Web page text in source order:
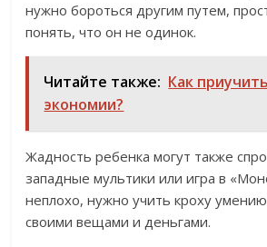
нужно бороться другим путем,
понять, что он не одинок.
Читайте также: Как
экономии?
Жадность ребенка могут также
западные мультики или игра в
неплохо, нужно учить кроху
своими вещами и деньгами.